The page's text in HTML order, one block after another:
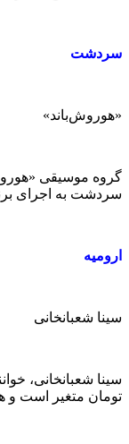
سردشت
«هوروش‌باند»
سردشت به اجرای برنامه خواهند پرداخت.
ارومیه
سینا شعبانخانی
تومان متغیر است و